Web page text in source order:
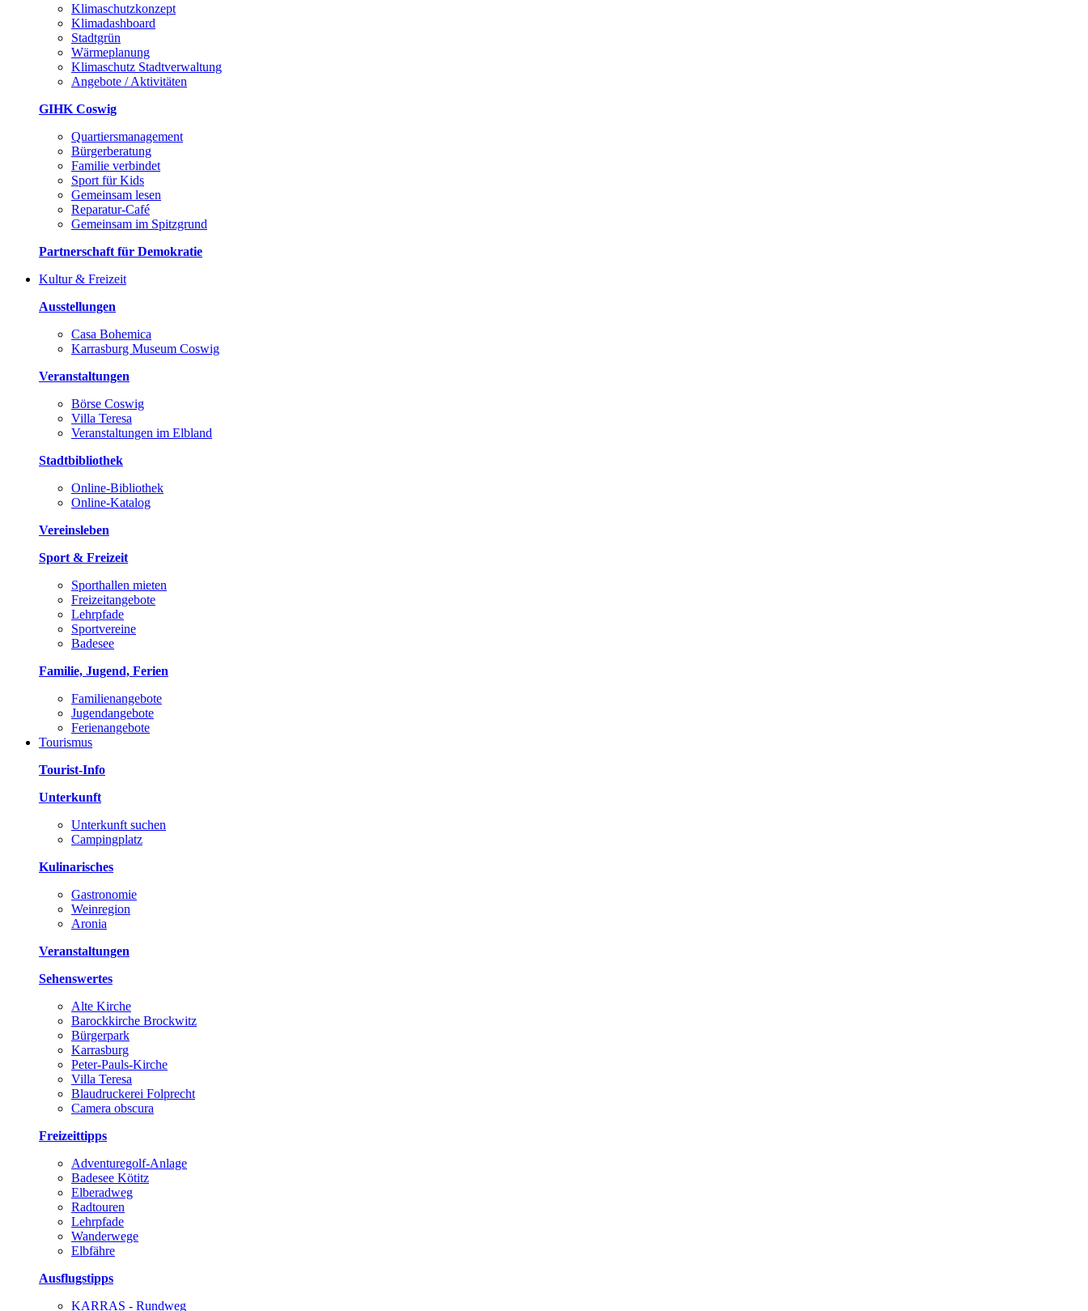
Klimaschutzkonzept
Klimadashboard
Stadtgrün
Wärmeplanung
Klimaschutz Stadtverwaltung
Angebote / Aktivitäten
GIHK Coswig
Quartiersmanagement
Bürgerberatung
Familie verbindet
Sport für Kids
Gemeinsam lesen
Reparatur-Café
Gemeinsam im Spitzgrund
Partnerschaft für Demokratie
Kultur & Freizeit
Ausstellungen
Casa Bohemica
Karrasburg Museum Coswig
Veranstaltungen
Börse Coswig
Villa Teresa
Veranstaltungen im Elbland
Stadtbibliothek
Online-Bibliothek
Online-Katalog
Vereinsleben
Sport & Freizeit
Sporthallen mieten
Freizeitangebote
Lehrpfade
Sportvereine
Badesee
Familie, Jugend, Ferien
Familienangebote
Jugendangebote
Ferienangebote
Tourismus
Tourist-Info
Unterkunft
Unterkunft suchen
Campingplatz
Kulinarisches
Gastronomie
Weinregion
Aronia
Veranstaltungen
Sehenswertes
Alte Kirche
Barockkirche Brockwitz
Bürgerpark
Karrasburg
Peter-Pauls-Kirche
Villa Teresa
Blaudruckerei Folprecht
Camera obscura
Freizeittipps
Adventuregolf-Anlage
Badesee Kötitz
Elberadweg
Radtouren
Lehrpfade
Wanderwege
Elbfähre
Ausflugstipps
KARRAS - Rundweg